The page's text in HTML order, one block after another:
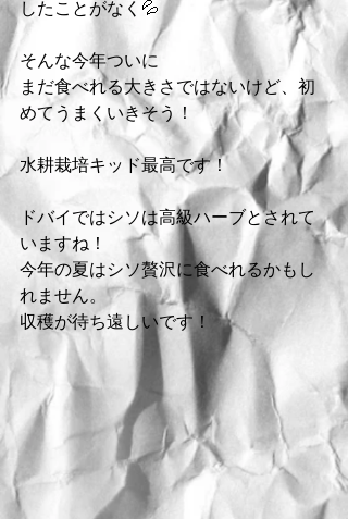
したことがなく💦
そんな今年ついに
まだ食べれる大きさではないけど、初
めてうまくいきそう！
水耕栽培キッド最高です！
ドバイではシソは高級ハーブとされて
いますね！
今年の夏はシソ贅沢に食べれるかもし
れません。
収穫が待ち遠しいです！